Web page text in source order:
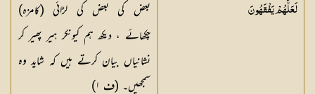
لَعَلَّهُمْيَفْقَهُونَ
بعض کی بعض کی لڑائی (کامزہ)
چکھائے ، دیکھ ہم کیونکر ہیر پھیر کر
نشانیاں بیان کرتے ہیں کہ شاید وہ
سمجھیں۔ (ف ١)